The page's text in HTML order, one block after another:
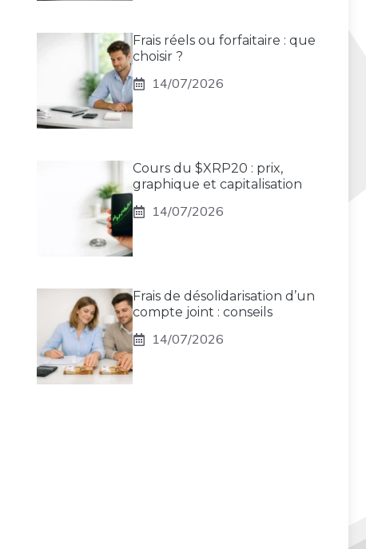
Frais réels ou forfaitaire : que
choisir ?
14/07/2026
Cours du $XRP20 : prix,
graphique et capitalisation
14/07/2026
Frais de désolidarisation d’un
compte joint : conseils
14/07/2026